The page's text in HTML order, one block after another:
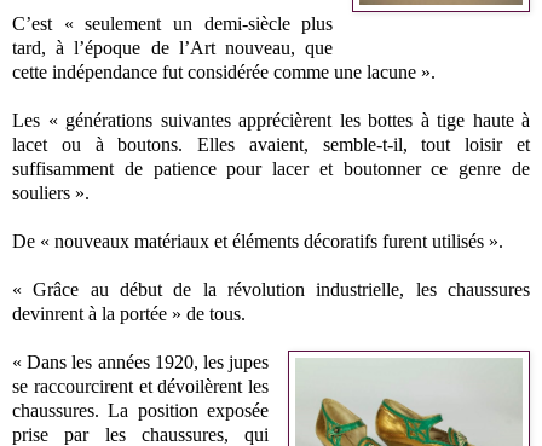
C’est « seulement un demi-siècle plus
tard, à l’époque de l’Art nouveau, que
cette indépendance fut considérée comme une lacune ».
Les « générations suivantes apprécièrent les bottes à tige haute à
lacet ou à boutons. Elles avaient, semble-t-il, tout loisir et
suffisamment de patience pour lacer et boutonner ce genre de
souliers ».
De « nouveaux matériaux et éléments décoratifs furent utilisés ».
« Grâce au début de la révolution industrielle, les chaussures
devinrent à la portée » de tous.
« Dans les années 1920, les jupes
se raccourcirent et dévoilèrent les
chaussures. La position exposée
prise par les chaussures, qui